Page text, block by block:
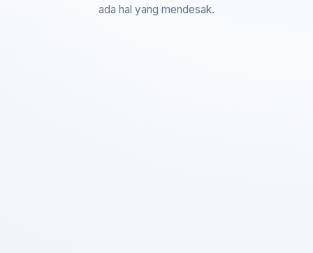
ada hal yang mendesak.